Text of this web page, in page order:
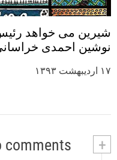
شیرین می خواهد
نوشین احمدی
۱۷ اردیبهشت ۱۳۹۳
+